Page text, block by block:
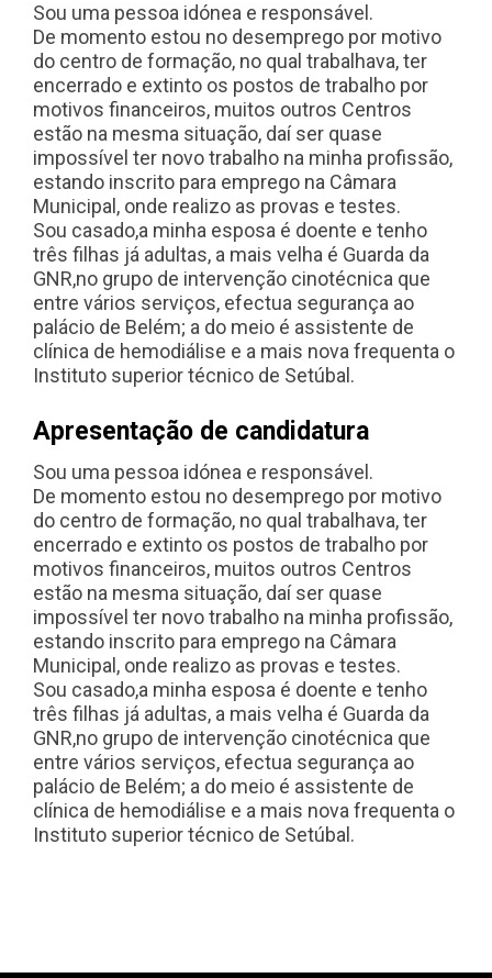
Sou uma pessoa idónea e responsável.
De momento estou no desemprego por motivo
do centro de formação, no qual trabalhava, ter
encerrado e extinto os postos de trabalho por
motivos financeiros, muitos outros Centros
estão na mesma situação, daí ser quase
impossível ter novo trabalho na minha profissão,
estando inscrito para emprego na Câmara
Municipal, onde realizo as provas e testes.
Sou casado,a minha esposa é doente e tenho
três filhas já adultas, a mais velha é Guarda da
GNR,no grupo de intervenção cinotécnica que
entre vários serviços, efectua segurança ao
palácio de Belém; a do meio é assistente de
clínica de hemodiálise e a mais nova frequenta o
Instituto superior técnico de Setúbal.
Apresentação de candidatura
Sou uma pessoa idónea e responsável.
De momento estou no desemprego por motivo
do centro de formação, no qual trabalhava, ter
encerrado e extinto os postos de trabalho por
motivos financeiros, muitos outros Centros
estão na mesma situação, daí ser quase
impossível ter novo trabalho na minha profissão,
estando inscrito para emprego na Câmara
Municipal, onde realizo as provas e testes.
Sou casado,a minha esposa é doente e tenho
três filhas já adultas, a mais velha é Guarda da
GNR,no grupo de intervenção cinotécnica que
entre vários serviços, efectua segurança ao
palácio de Belém; a do meio é assistente de
clínica de hemodiálise e a mais nova frequenta o
Instituto superior técnico de Setúbal.